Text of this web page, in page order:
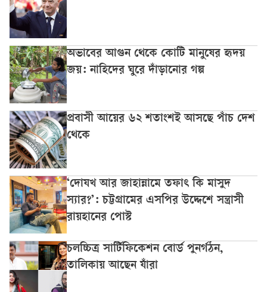
অভাবের আগুন থেকে কোটি মানুষের হৃদয়
জয়: নাহিদের ঘুরে দাঁড়ানোর গল্প
প্রবাসী আয়ের ৬২ শতাংশই আসছে পাঁচ দেশ
থেকে
‘দোযখ আর জাহান্নামে তফাৎ কি মাসুদ
স্যার?’: চট্টগ্রামের এসপির উদ্দেশে সন্ত্রাসী
রায়হানের পোস্ট
চলচ্চিত্র সার্টিফিকেশন বোর্ড পুনর্গঠন,
তালিকায় আছেন যাঁরা